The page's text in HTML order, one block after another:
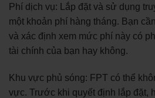
Phí dịch vụ: Lắp đặt và sử dụng
một khoản phí hàng tháng. Bạn
và xác định xem mức phí này có
tài chính của bạn hay không.
Khu vực phủ sóng: FPT có thể
vực. Trước khi quyết định lắp đặt,